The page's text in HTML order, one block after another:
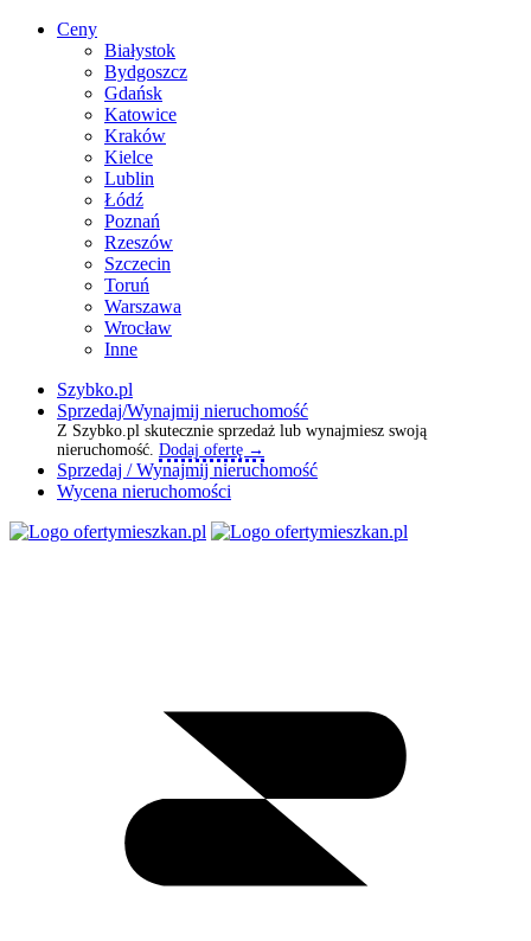
Ceny
Białystok
Bydgoszcz
Gdańsk
Katowice
Kraków
Kielce
Lublin
Łódź
Poznań
Rzeszów
Szczecin
Toruń
Warszawa
Wrocław
Inne
Szybko.pl
Sprzedaj/Wynajmij nieruchomość
Z Szybko.pl skutecznie sprzedaż lub wynajmiesz swoją
nieruchomość. Dodaj ofertę →
Sprzedaj / Wynajmij nieruchomość
Wycena nieruchomości